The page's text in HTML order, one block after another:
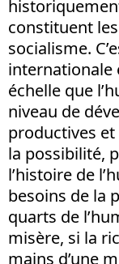
constituent
socialisme.
internationale
échelle que
niveau de
productives
la possibilité,
l’histoire de
besoins de la
quarts de
misère, si la
mains d’une